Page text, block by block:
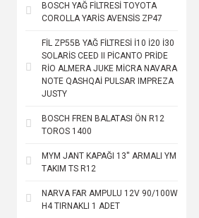
BOSCH YAĞ FİLTRESİ TOYOTA
COROLLA YARİS AVENSİS ZP47
FİL ZP55B YAĞ FİLTRESİ İ10 İ20 İ30
SOLARİS CEED II PİCANTO PRİDE
RİO ALMERA JUKE MİCRA NAVARA
NOTE QASHQAİ PULSAR IMPREZA
JUSTY
BOSCH FREN BALATASI ÖN R12
TOROS 1400
MYM JANT KAPAĞI 13'' ARMALI YM
TAKIM TS R12
NARVA FAR AMPULU 12V 90/100W
H4 TIRNAKLI 1 ADET